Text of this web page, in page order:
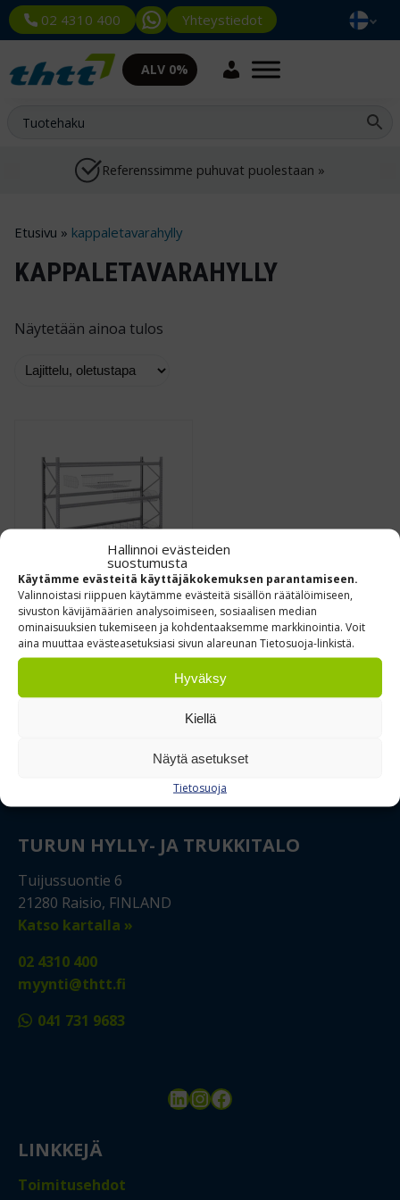
Hallinnoi evästeiden
suostumusta
Käytämme evästeitä käyttäjäkokemuksen parantamiseen.
Valinnoistasi riippuen käytämme evästeitä sisällön räätälöimiseen,
sivuston kävijämäärien analysoimiseen, sosiaalisen median
ominaisuuksien tukemiseen ja kohdentaaksemme markkinointia. Voit
aina muuttaa evästeasetuksiasi sivun alareunan Tietosuoja-linkistä.
Hyväksy
Kiellä
Näytä asetukset
Tietosuoja
02 4310 400 Yhteystiedot
ALV 0%
Referenssimme puhuvat puolestaan »
Etusivu » kappaletavarahylly
KAPPALETAVARAHYLLY
Näytetään ainoa tulos
Laarihyllyt
kuormalavahyllyihin
Alk.€46,48 0 % ALV/
Leasing hinta alk.4.00
TURUN HYLLY- JA TRUKKITALO
Tuijussuontie 6
21280 Raisio, FINLAND
Katso kartalla »
02 4310 400
myynti@thtt.fi
041 731 9683
LinkedIn
Instagram
Facebook
LINKKEJÄ
Toimitusehdot